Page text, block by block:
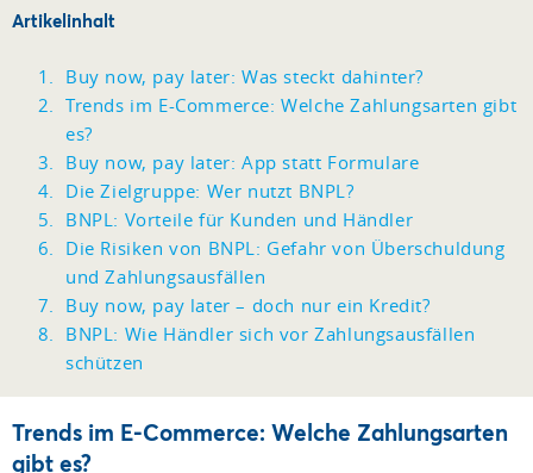
Artikelinhalt
Buy now, pay later: Was steckt dahinter?
Trends im E-Commerce: Welche Zahlungsarten gibt
es?
Buy now, pay later: App statt Formulare
Die Zielgruppe: Wer nutzt BNPL?
BNPL: Vorteile für Kunden und Händler
Die Risiken von BNPL: Gefahr von Überschuldung
und Zahlungsausfällen
Buy now, pay later – doch nur ein Kredit?
BNPL: Wie Händler sich vor Zahlungsausfällen
schützen
Trends im E-Commerce: Welche Zahlungsarten
gibt es?